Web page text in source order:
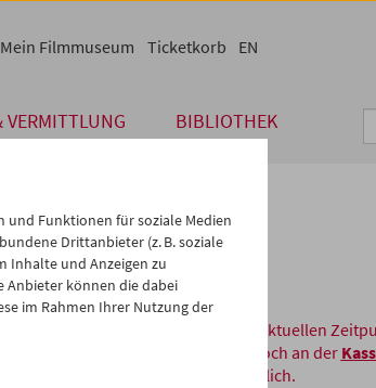
VERMITTLUNG BIBLIOTHEK
Mein Filmmuseum Ticketkorb EN
Zum aktuellen
nur noch an der
erhältlich.
und Funktionen für soziale Medien
Drittanbieter (z. B. soziale
Inhalte und Anzeigen zu
Anbieter können die dabei
im Rahmen Ihrer Nutzung der